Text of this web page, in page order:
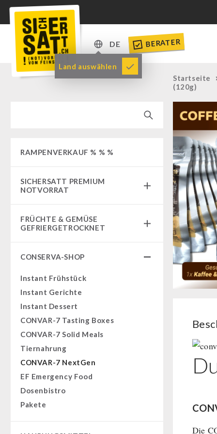
DE
DE
EN
Land auswählen
BERATER
RAMPENVERKAUF % % %
SICHERSATT PREMIUM
NOTVORRAT
Fertiggerichte
NR-72
Müsli Zutaten
Vegan
Trinkwasser
Früchte
Gemüse
Kräuter / Gewürze
Grundnahrungsmittel
Milch / Ei / Butter
Getreide / Mehl / Hefe
Zucker / Brühe / Sauce
FRÜCHTE & GEMÜSE
GEFRIERGETROCKNET
leckker Bio Früchte
SicherSatt Früchte
SicherSatt Gemüse
CONSERVA-SHOP
Instant Frühstück
Instant Gerichte
Instant Dessert
CONVAR-7 Tasting Boxes
CONVAR-7 Solid Meals
Tiernahrung
CONVAR-7 NextGen
EF Emergency Food
Dosenbistro
Pakete
Startseite
(120g)
Die